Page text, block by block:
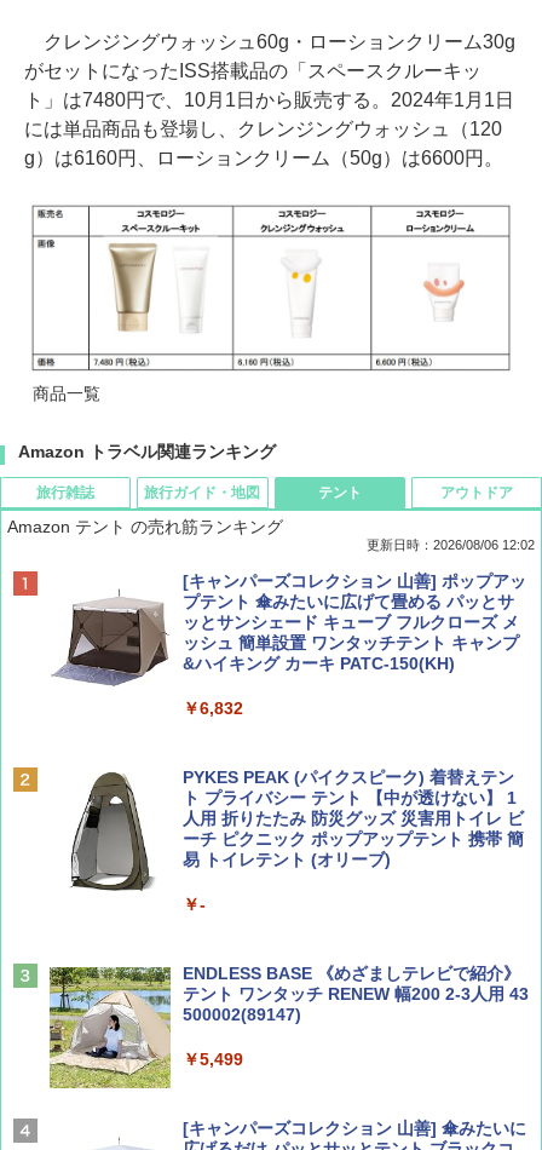
クレンジングウォッシュ60g・ローションクリーム30g
がセットになったISS搭載品の「スペースクルーキッ
ト」は7480円で、10月1日から販売する。2024年1月1日
には単品商品も登場し、クレンジングウォッシュ（120
g）は6160円、ローションクリーム（50g）は6600円。
商品一覧
Amazon トラベル関連ランキング
旅行雑誌
ディズニーファン ２０２６年 ９月号 [雑
誌] (ＤＩＳＮＥＹ ＦＡＮ)
￥713
￥1,540
集】ボーイング110周年を祝して！
旅行ガイド・地図
D40 地球の歩き方 チェンマイ タイ北部の魅
力的な町 2026～2027 地球の歩き方D アジア
￥2,079
￥2,479
ァキア 2026～2027 地球の歩き方A ヨーロッ
￥2,277
テント
Amazon テント の売れ筋ランキング
更新日時：2026/08/06 12:02
[キャンパーズコレクション 山善] ポップアッ
プテント 傘みたいに広げて畳める パッとサ
ッとサンシェード キューブ フルクローズ メ
ッシュ 簡単設置 ワンタッチテント キャンプ
&ハイキング カーキ PATC-150(KH)
￥6,832
PYKES PEAK (パイクスピーク) 着替えテン
ト プライバシー テント 【中が透けない】 1
人用 折りたたみ 防災グッズ 災害用トイレ ビ
ーチ ピクニック ポップアップテント 携帯 簡
易 トイレテント (オリーブ)
￥-
ENDLESS BASE 《めざましテレビで紹介》
テント ワンタッチ RENEW 幅200 2-3人用 43
500002(89147)
￥5,499
[キャンパーズコレクション 山善] 傘みたいに
アウトドア